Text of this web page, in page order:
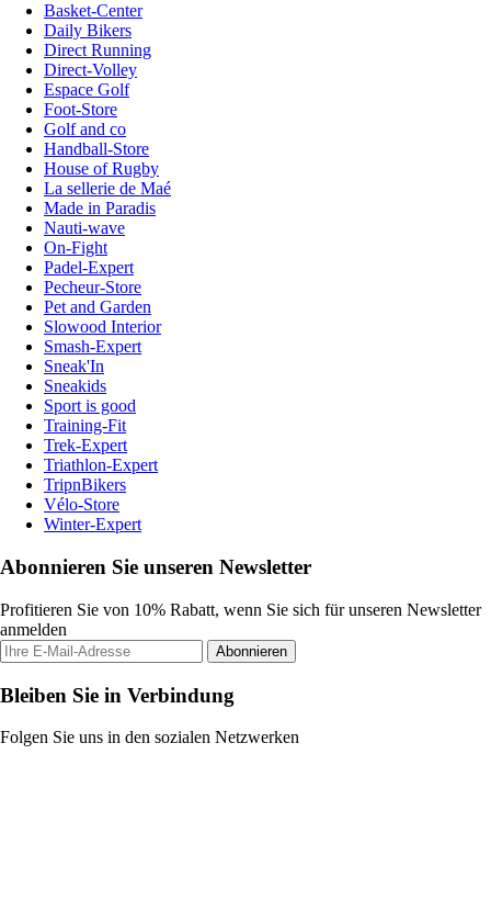
Basket-Center
Daily Bikers
Direct Running
Direct-Volley
Espace Golf
Foot-Store
Golf and co
Handball-Store
House of Rugby
La sellerie de Maé
Made in Paradis
Nauti-wave
On-Fight
Padel-Expert
Pecheur-Store
Pet and Garden
Slowood Interior
Smash-Expert
Sneak'In
Sneakids
Sport is good
Training-Fit
Trek-Expert
Triathlon-Expert
TripnBikers
Vélo-Store
Winter-Expert
Abonnieren Sie unseren Newsletter
Profitieren Sie von 10% Rabatt, wenn Sie sich für unseren Newsletter
anmelden
Abonnieren
Bleiben Sie in Verbindung
Folgen Sie uns in den sozialen Netzwerken